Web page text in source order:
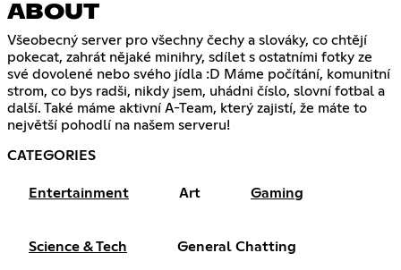
ABOUT
Všeobecný server pro všechny čechy a slováky, co chtějí
pokecat, zahrát nějaké minihry, sdílet s ostatními fotky ze
své dovolené nebo svého jídla :D Máme počítání, komunitní
strom, co bys radši, nikdy jsem, uhádni číslo, slovní fotbal a
další. Také máme aktivní A-Team, který zajistí, že máte to
největší pohodlí na našem serveru!
CATEGORIES
Entertainment Art Gaming
Science & Tech General Chatting